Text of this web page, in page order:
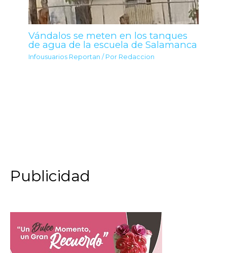
Vándalos se meten en los tanques
de agua de la escuela de Salamanca
Infousuarios Reportan / Por Redaccion
Publicidad